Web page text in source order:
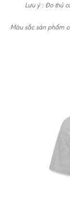
Lưu ý : Đo thủ
Màu sắc sản phẩm